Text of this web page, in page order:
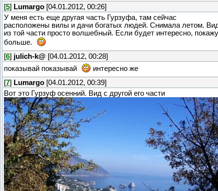
[5] Lumargo [04.01.2012, 00:26]
У меня есть еще другая часть Гурзуфа, там сейчас
расположены вилы и дачи богатых людей. Снимала летом.
из той части просто волшебный. Если будет интересно, покажу
больше.
[6] julich-k@ [04.01.2012, 00:28]
показывай показывай
интересно же
[7] Lumargo [04.01.2012, 00:39]
Вот это Гурзуф осенний. Вид с другой его части